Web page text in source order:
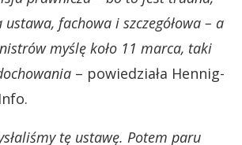
fachowa i szczegółowa – a
myślę koło 11 marca, taki
– powiedziała Hennig-
tę ustawę. Potem paru